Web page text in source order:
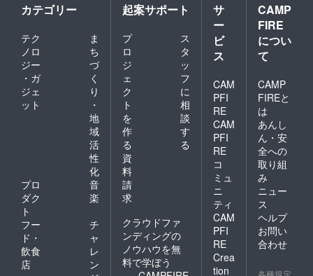
カテゴリー
テク
ノロ
ジー
・ガ
ジェ
ット
ま
ち
づ
く
り
・
地
域
活
性
化
プロ
ダク
ト
音
楽
フー
ド・
飲食
店
チ
ャ
レ
ン
起案サポート
プ
ロ
ジ
ェ
ク
ト
を
作
る
ス
タ
ッ
フ
に
相
談
す
る
資
料
請
求
クラウドファ
ンディングの
ノウハウを無
料で学ぼう
サ
ー
ビ
ス
CAM
PFI
RE
CAM
PFI
RE
コ
ミュ
ニ
ティ
CAM
PFI
RE
Crea
tion
CAMP
FIRE
につい
て
CAMP
FIREと
は
あんし
ん・安
全への
取り組
み
ニュー
ス
ヘルプ
お問い
合わせ
各種規定